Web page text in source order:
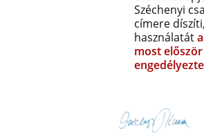
Széchenyi
címere
használatát
most először
engedélyezte